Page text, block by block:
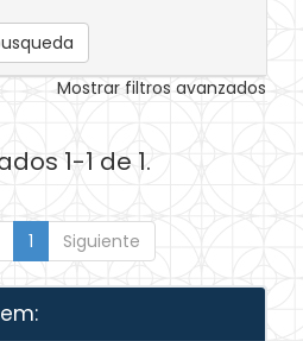
Mostrar filtros avanzados
1-1 de 1.
1 Siguiente